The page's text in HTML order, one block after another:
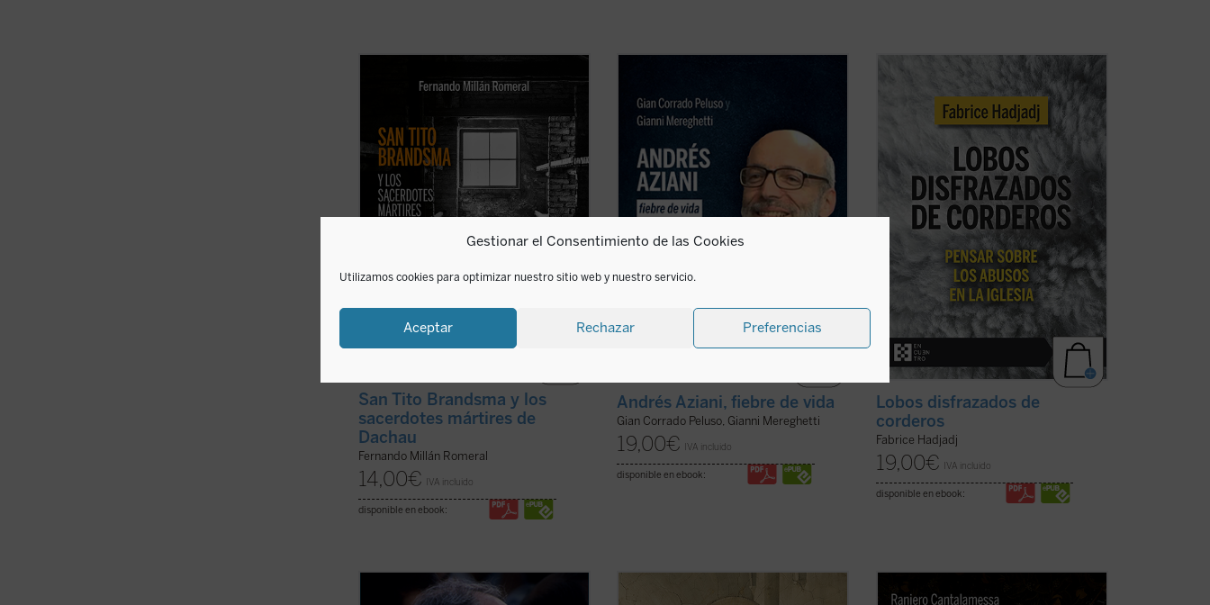
Gestionar el Consentimiento de las Cookies
Utilizamos cookies para optimizar nuestro sitio web y nuestro servicio.
Aceptar Rechazar Preferencias
2.652 sacerdotes y religiosos católicos
fueron asesinados o murieron a causa de
las penalidades unos 1.800, de los cuales,
1.106 polacos. El carmelita holandés Tito
Brandsma ha sido ya canonizado y 57 ...
(ver ficha)
San Tito Brandsma y los
sacerdotes mártires de
Dachau
Fernando Millán Romeral
14,00€ IVA incluido
disponible en ebook:
quiso poner en marcha la causa de
beatificación en 2016 de un profesor de
filosofía italiano llamado Andrés Aziani.
¿Quién fue este docente que impactó de
tal forma las vidas de tantas personas a
(ver ficha)
Andrés Aziani, fiebre de vida
Gian Corrado Peluso, Gianni Mereghetti
19,00€ IVA incluido
disponible en ebook:
Fabrice Hadjadj nos sumerge en las
raíces del mal, donde, según el Evangelio,
«los lobos se disfrazan de corderos». Una
denuncia de la mentira, la impostura y la
credulidad. Un alegato a favor de la fe.
Un ensayo vigorizante, ejemplar por su ...
(ver ficha)
Lobos disfrazados de
corderos
Fabrice Hadjadj
19,00€ IVA incluido
disponible en ebook:
Profeta de nuestro tiemponos presenta
Paolo Prosperi no pretende en este
El padre Raniero Cantalamessa